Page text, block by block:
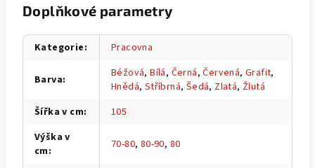
Doplňkové parametry
Kategorie: Pracovna
Barva: Béžová,Bílá, Černá,Červená,Grafit,
Hnědá, Stříbrná, Šedá, Zlatá, Žlutá
Šířka v cm:
105
Výška v
cm: 70-80, 80-90, 80